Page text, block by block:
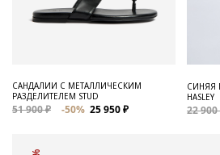
САНДАЛИИ С МЕТАЛЛИЧЕСКИМ
РАЗДЕЛИТЕЛЕМ STUD
51 900 ₽ -50% 25 950 ₽
СИНЯЯ
HASLEY
22 900